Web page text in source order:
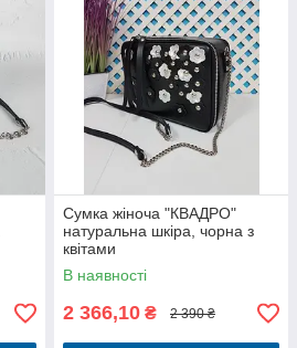
Сумка жіноча "КВАДРО"
натуральна шкіра, чорна з
квітами
В наявності
2 366,10 ₴ 2 390 ₴